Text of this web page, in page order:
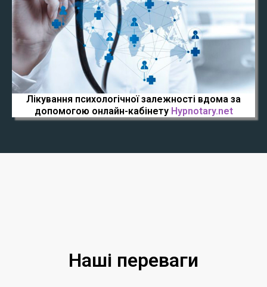
Лікування психологічної залежності вдома за
допомогою онлайн-кабінету Hypnotary.net
Наші переваги